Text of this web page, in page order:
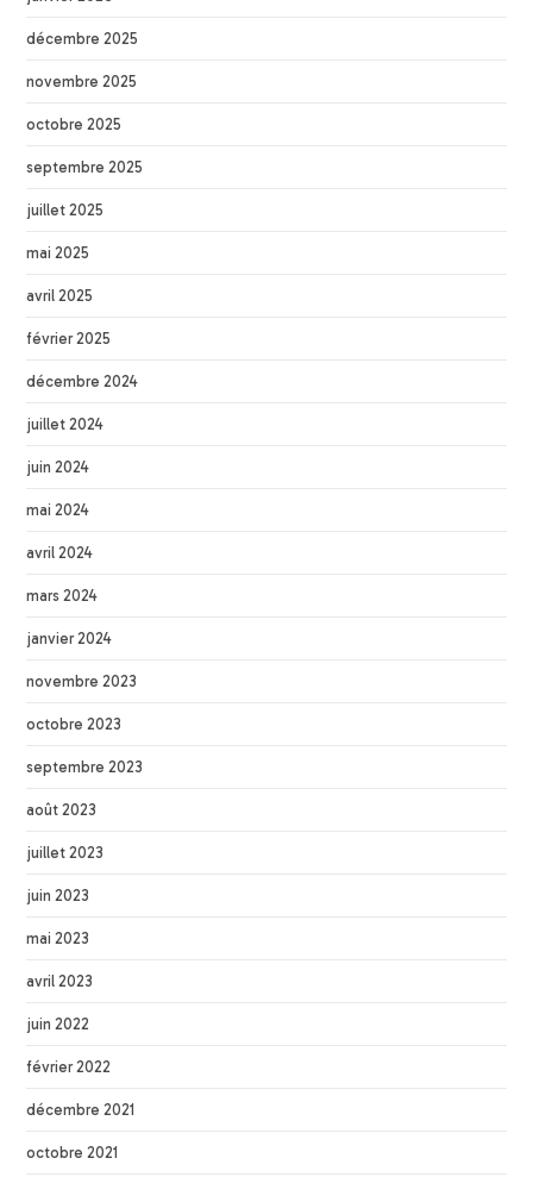
décembre 2025
novembre 2025
octobre 2025
septembre 2025
juillet 2025
mai 2025
avril 2025
février 2025
décembre 2024
juillet 2024
juin 2024
mai 2024
avril 2024
mars 2024
janvier 2024
novembre 2023
octobre 2023
septembre 2023
août 2023
juillet 2023
juin 2023
mai 2023
avril 2023
juin 2022
février 2022
décembre 2021
octobre 2021